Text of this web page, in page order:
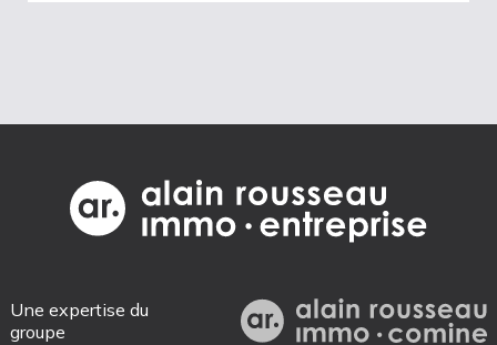
Une expertise du
groupe